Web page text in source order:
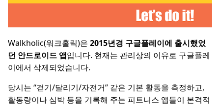
Walkholic(워크홀릭)은 2015년경 구글플레이에 출시했었
던 안드로이드 앱입니다. 현재는 관리상의 이유로 구글플레
이에서 삭제되었습니다.
당시는 “걷기/달리기/자전거” 같은 기본 활동을 측정하고,
활동량이나 심박 등을 기록해 주는 피트니스 앱들이 본격적